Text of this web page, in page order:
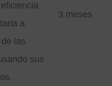
a
las
sus
3 meses